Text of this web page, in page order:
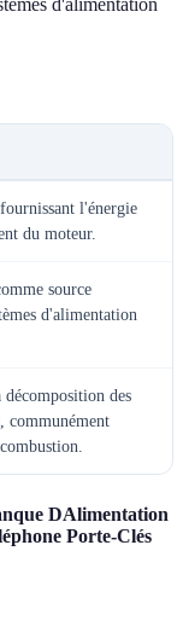
l'énergie
du moteur.
source
d'alimentation
des
communément
DAlimentation
Porte-Clés